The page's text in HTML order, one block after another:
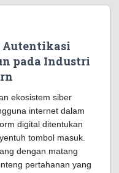
Autentikasi
pada Industri
ekosistem siber
internet dalam
digital ditentukan
tombol masuk.
dengan matang
pertahanan yang